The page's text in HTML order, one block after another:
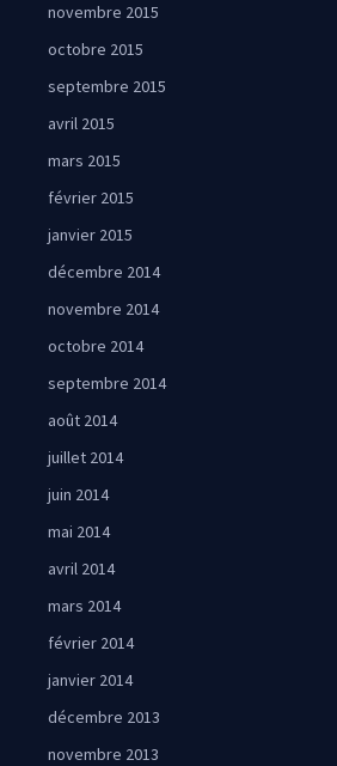
novembre 2015
octobre 2015
septembre 2015
avril 2015
mars 2015
février 2015
janvier 2015
décembre 2014
novembre 2014
octobre 2014
septembre 2014
août 2014
juillet 2014
juin 2014
mai 2014
avril 2014
mars 2014
février 2014
janvier 2014
décembre 2013
novembre 2013